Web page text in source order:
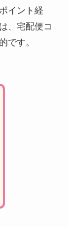
イント経
、宅配便コ
です。